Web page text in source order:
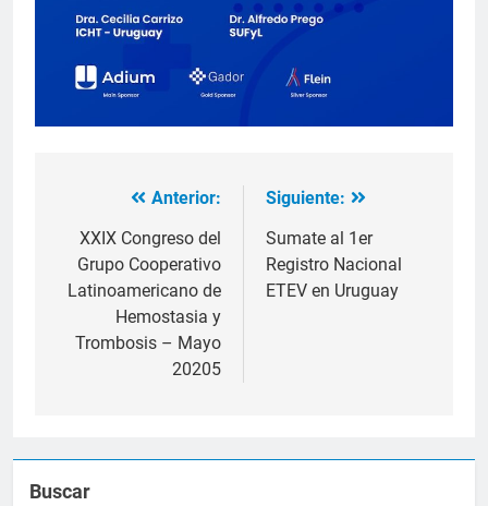
Navegación
de
entradas
Anterior:
XXIX Congreso del
Grupo Cooperativo
Latinoamericano de
Hemostasia y
Trombosis – Mayo
20205
Siguiente:
Sumate al 1er
Registro Nacional
ETEV en Uruguay
Buscar